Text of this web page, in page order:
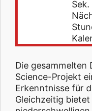
Die gesammelten
Science-Projekt
Erkenntnisse für
Gleichzeitig